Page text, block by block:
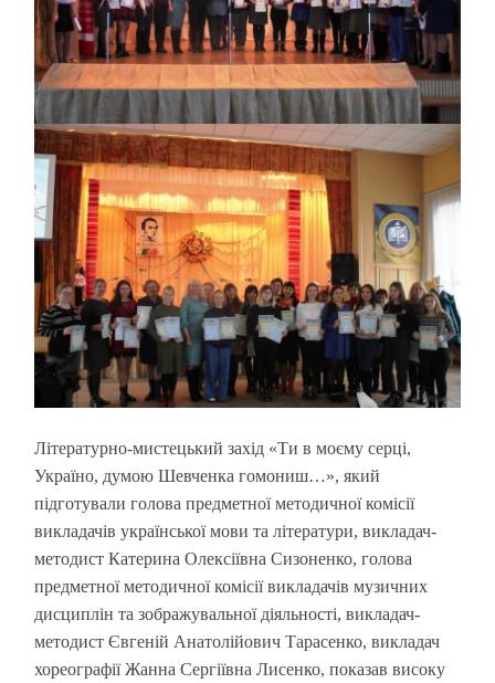
Літературно-мистецький захід «Ти в моєму серці,
Україно, думою Шевченка гомониш…», який
підготували голова предметної методичної комісії
викладачів української мови та літератури, викладач-
методист Катерина Олексіївна Сизоненко, голова
предметної методичної комісії викладачів музичних
дисциплін та зображувальної діяльності, викладач-
методист Євгеній Анатолійович Тарасенко, викладач
хореографії Жанна Сергіївна Лисенко, показав високу